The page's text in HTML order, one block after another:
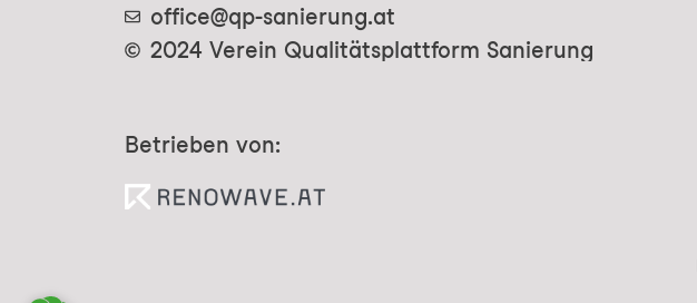
office@qp-sanierung.at
2024 Verein Qualitätsplattform Sanierung
Betrieben von: